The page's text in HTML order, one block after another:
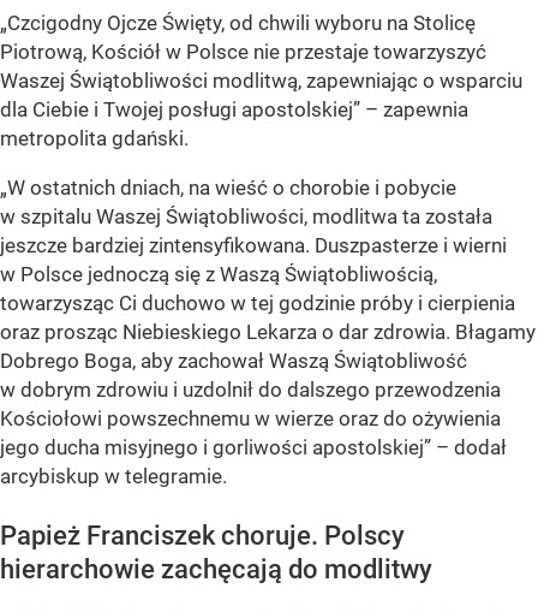
„Czcigodny Ojcze Święty, od chwili wyboru na Stolicę
Piotrową, Kościół w Polsce nie przestaje towarzyszyć
Waszej Świątobliwości modlitwą, zapewniając o wsparciu
dla Ciebie i Twojej posługi apostolskiej” – zapewnia
metropolita gdański.
„W ostatnich dniach, na wieść o chorobie i pobycie
w szpitalu Waszej Świątobliwości, modlitwa ta została
jeszcze bardziej zintensyfikowana. Duszpasterze i wierni
w Polsce jednoczą się z Waszą Świątobliwością,
towarzysząc Ci duchowo w tej godzinie próby i cierpienia
oraz prosząc Niebieskiego Lekarza o dar zdrowia. Błagamy
Dobrego Boga, aby zachował Waszą Świątobliwość
w dobrym zdrowiu i uzdolnił do dalszego przewodzenia
Kościołowi powszechnemu w wierze oraz do ożywienia
jego ducha misyjnego i gorliwości apostolskiej” – dodał
arcybiskup w telegramie.
Papież Franciszek choruje. Polscy
hierarchowie zachęcają do modlitwy